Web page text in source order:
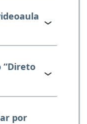
“Direto
por